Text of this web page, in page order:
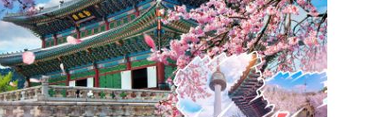
Nhà phao
Quê Bác
tour Cửa Lò 2 ngày 1 đêm
Tuần Châu
Tàu Hỏa
Du lịch Cửa Lò 2 ngày 1 đêm
chùa Hương
hoa anh đào
Tết Nguyên Đán
Sài Gòn